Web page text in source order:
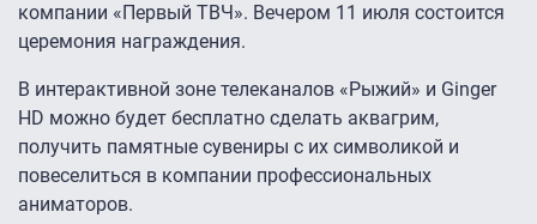
компании «Первый ТВЧ». Вечером 11 июля состоится
церемония награждения.
В интерактивной зоне телеканалов «Рыжий» и Ginger
HD можно будет бесплатно сделать аквагрим,
получить памятные сувениры с их символикой и
повеселиться в компании профессиональных
аниматоров.